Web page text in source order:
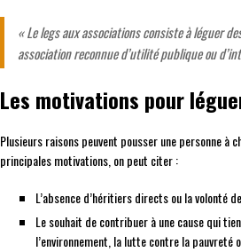
« Le legs aux associations consiste à léguer
association reconnue d’utilité publique ou
Les motivations pour
Plusieurs raisons peuvent pousser une personne
principales motivations, on peut citer :
L’absence d’héritiers directs ou la volonté
Le souhait de contribuer à une cause qui
l’environnement, la lutte contre la pauvreté